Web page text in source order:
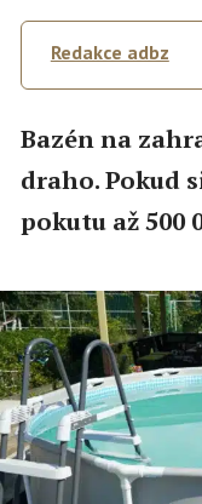
Redakce adbz
Bazén na
draho. Pokud
pokutu až 500